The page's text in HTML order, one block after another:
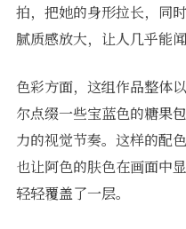
拍，把她的身形拉长，同
腻质感放大，让人几乎能
色彩方面，这组作品整体
尔点缀一些宝蓝色的糖果
力的视觉节奏。这样的配
也让阿色的肤色在画面中
轻轻覆盖了一层。